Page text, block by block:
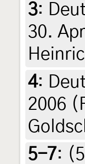
3:
30.
4:
2006
5-7: